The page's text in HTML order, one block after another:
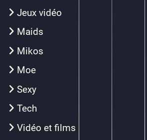
Jeux vidéo
Maids
Mikos
Moe
Sexy
Tech
Vidéo et films